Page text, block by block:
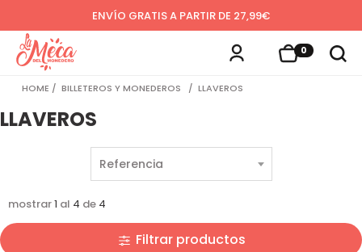
ENVÍO GRATIS A PARTIR DE 27,99€
0
HOME BILLETEROS Y MONEDEROS LLAVEROS
LLAVEROS
mostrar1 al 4 de 4
Filtrar productos